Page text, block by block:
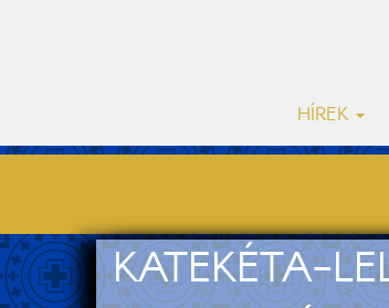
HÍREK
KATEKÉTA-